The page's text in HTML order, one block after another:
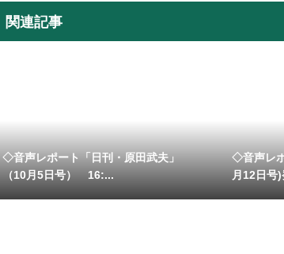
関連記事
◇音声レポート「日刊・原田武夫」
（10月5日号） 16:...
◇音声レ
月12日号